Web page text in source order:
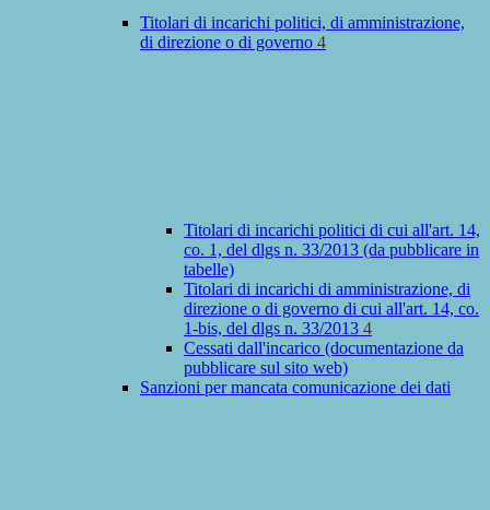
Titolari di incarichi politici, di amministrazione,
di direzione o di governo 4
Titolari di incarichi politici di cui all'art. 14,
co. 1, del dlgs n. 33/2013 (da pubblicare in
tabelle)
Titolari di incarichi di amministrazione, di
direzione o di governo di cui all'art. 14, co.
1-bis, del dlgs n. 33/2013 4
Cessati dall'incarico (documentazione da
pubblicare sul sito web)
Sanzioni per mancata comunicazione dei dati